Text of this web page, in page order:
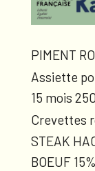
PIMENT
Assiette
15 mois
Crevettes
STEAK
BOEUF